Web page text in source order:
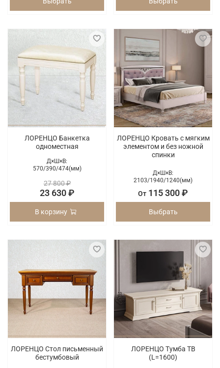
ЛОРЕНЦО Банкетка
одноместная
Д×Ш×В:
570/390/474(мм)
27 800 ₽
23 630 ₽
В корзину
ЛОРЕНЦО Кровать с мягким
элементом и без ножной
спинки
Д×Ш×В:
2103/1940/1240(мм)
От 115 300 ₽
Выбрать
ЛОРЕНЦО Стол письменный
бестумбовый
ЛОРЕНЦО Тумба ТВ
(L=1600)